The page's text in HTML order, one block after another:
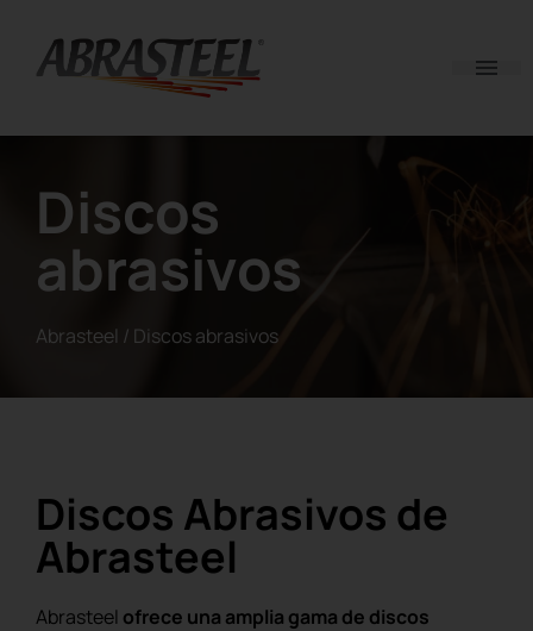
Discos
abrasivos
Abrasteel / Discos abrasivos
Discos Abrasivos de
Abrasteel
Abrasteel ofrece una amplia gama de discos